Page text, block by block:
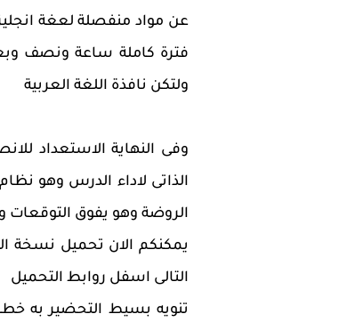
فترة كاملة ساعة ونصف
ولتكن نافذة اللغة العربية
وفى النهاية الاستعداد
الذاتى لاداء الدرس وهو
الروضة وهو يفوق التوقعات
يمكنكم الان تحميل نسخة
التالى اسفل روابط التحميل
تنويه بسيط التحضير به